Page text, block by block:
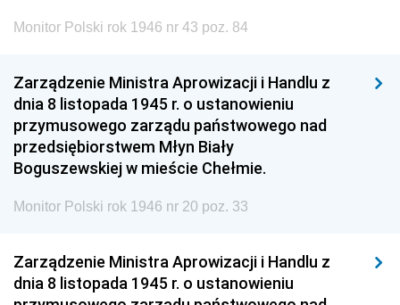
Monitor Polski rok 1946 nr 43 poz. 84
Zarządzenie Ministra Aprowizacji i Handlu z
dnia 8 listopada 1945 r. o ustanowieniu
przymusowego zarządu państwowego nad
przedsiębiorstwem Młyn Biały
Boguszewskiej w mieście Chełmie.
Monitor Polski rok 1946 nr 20 poz. 33
Zarządzenie Ministra Aprowizacji i Handlu z
dnia 8 listopada 1945 r. o ustanowieniu